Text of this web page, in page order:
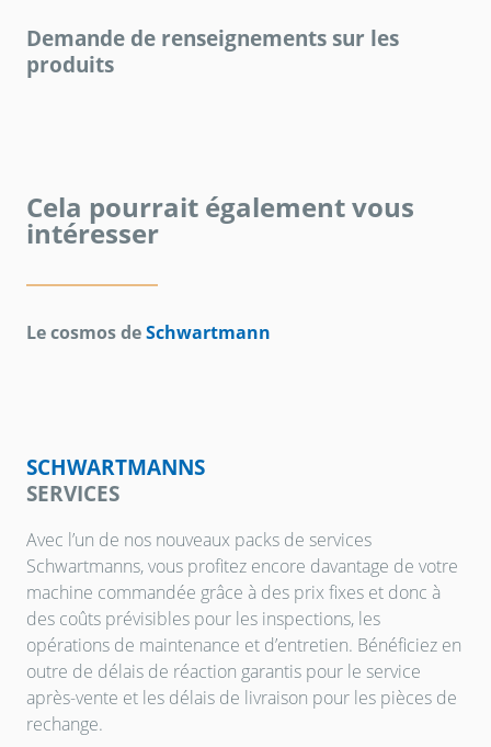
Demande de renseignements sur les
produits
Cela pourrait également vous
intéresser
Le cosmos deSchwartmann
SCHWARTMANNS
SERVICES
Avec l’un de nos nouveaux packs de services
Schwartmanns, vous profitez encore davantage de votre
machine commandée grâce à des prix fixes et donc à
des coûts prévisibles pour les inspections, les
opérations de maintenance et d’entretien. Bénéficiez en
outre de délais de réaction garantis pour le service
après-vente et les délais de livraison pour les pièces de
rechange.